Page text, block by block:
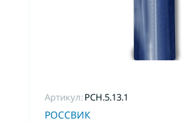
Артикул:PCH.5.13.1
РОССВИК